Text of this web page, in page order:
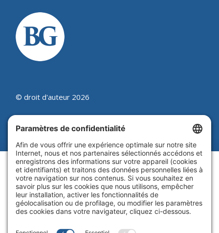
© droit d'auteur 2026
Juridique | Politique sur les témoins
|Processus de synthèse des
plaintes|Politique de
confidentialité|Paramètres de
confidentialité